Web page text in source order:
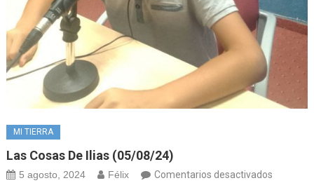
MI TIERRA
Las Cosas De Ilias (05/08/24)
5 agosto, 2024 Félix Comentarios desactivadosen